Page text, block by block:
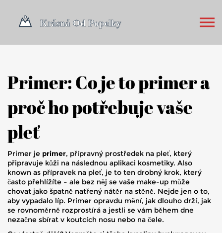
Primer: Co je to primer a
proč ho potřebuje vaše
pleť
Primer je primer, přípravný prostředek na pleť, který
připravuje kůži na následnou aplikaci kosmetiky. Also
known as přípravek na pleť, je to ten drobný krok, který
často přehlížíte – ale bez něj se vaše make-up může
chovat jako špatně natřený nátěr na stěně. Nejde jen o to,
aby vypadalo líp. Primer opravdu mění, jak dlouho drží, jak
se rovnoměrně rozprostírá a jestli se vám během dne
nezačne sbírat v koutcích nosu nebo na čele.